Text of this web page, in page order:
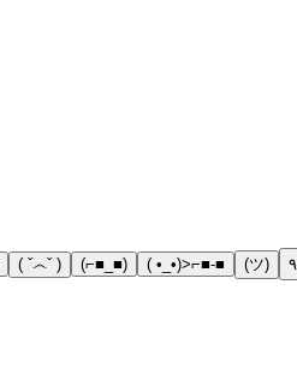
( ˇ෴ˇ ) (⌐■_■) ( •_•)>⌐■-■ (ツ)